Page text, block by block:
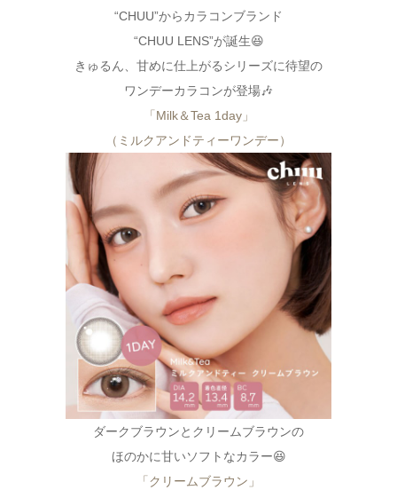
“CHUU”からカラコンブランド
“CHUU LENS”が誕生😆
きゅるん、甘めに仕上がるシリーズに待望の
ワンデーカラコンが登場🎶
「Milk＆Tea 1day」
（ミルクアンドティーワンデー）
ダークブラウンとクリームブラウンの
ほのかに甘いソフトなカラー😆
「クリームブラウン」